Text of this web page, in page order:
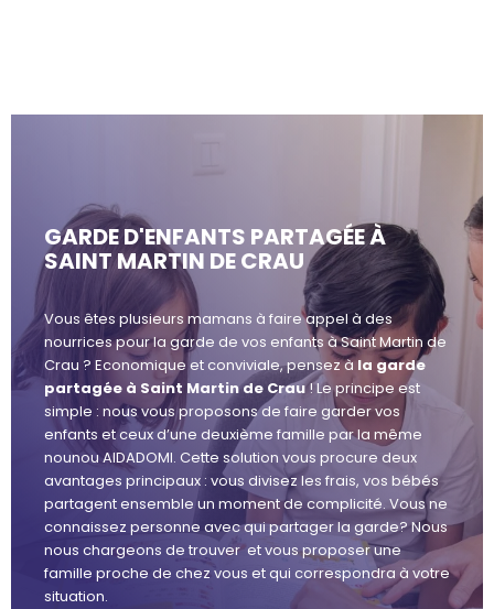
GARDE D'ENFANTS PARTAGÉE À
SAINT MARTIN DE CRAU
Vous êtes plusieurs mamans à faire appel à des
nourrices pour la garde de vos enfants à Saint Martin de
Crau ? Economique et conviviale, pensez àla garde
partagée à Saint Martin de Crau! Le principe est
simple : nous vous proposons de faire garder vos
enfants et ceux d’une deuxième famille par la même
nounou AIDADOMI. Cette solution vous procure deux
avantages principaux : vous divisez les frais, vos bébés
partagent ensemble un moment de complicité. Vous ne
connaissez personne avec qui partager la garde? Nous
nous chargeons de trouver et vous proposer une
famille proche de chez vous et qui correspondra à votre
situation.